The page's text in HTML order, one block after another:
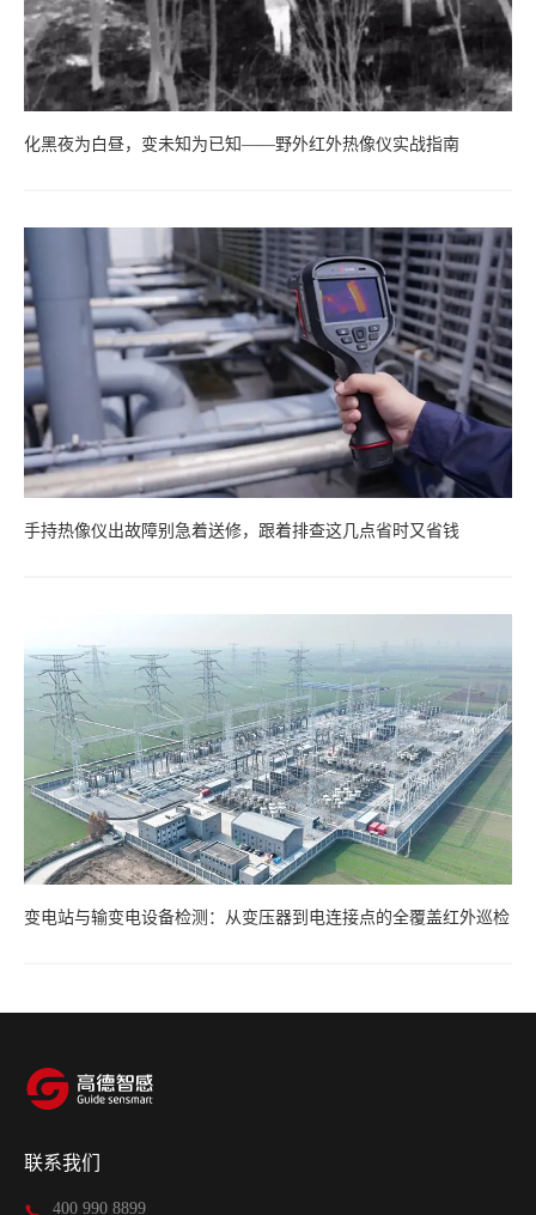
化黑夜为白昼，变未知为已知——野外红外热像仪实战指南
手持热像仪出故障别急着送修，跟着排查这几点省时又省钱
变电站与输变电设备检测：从变压器到电连接点的全覆盖红外巡检
联系我们
400 990 8899